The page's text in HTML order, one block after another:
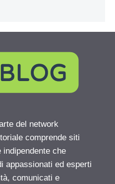
del network
comprende siti
che
appassionati ed esperti
comunicati e